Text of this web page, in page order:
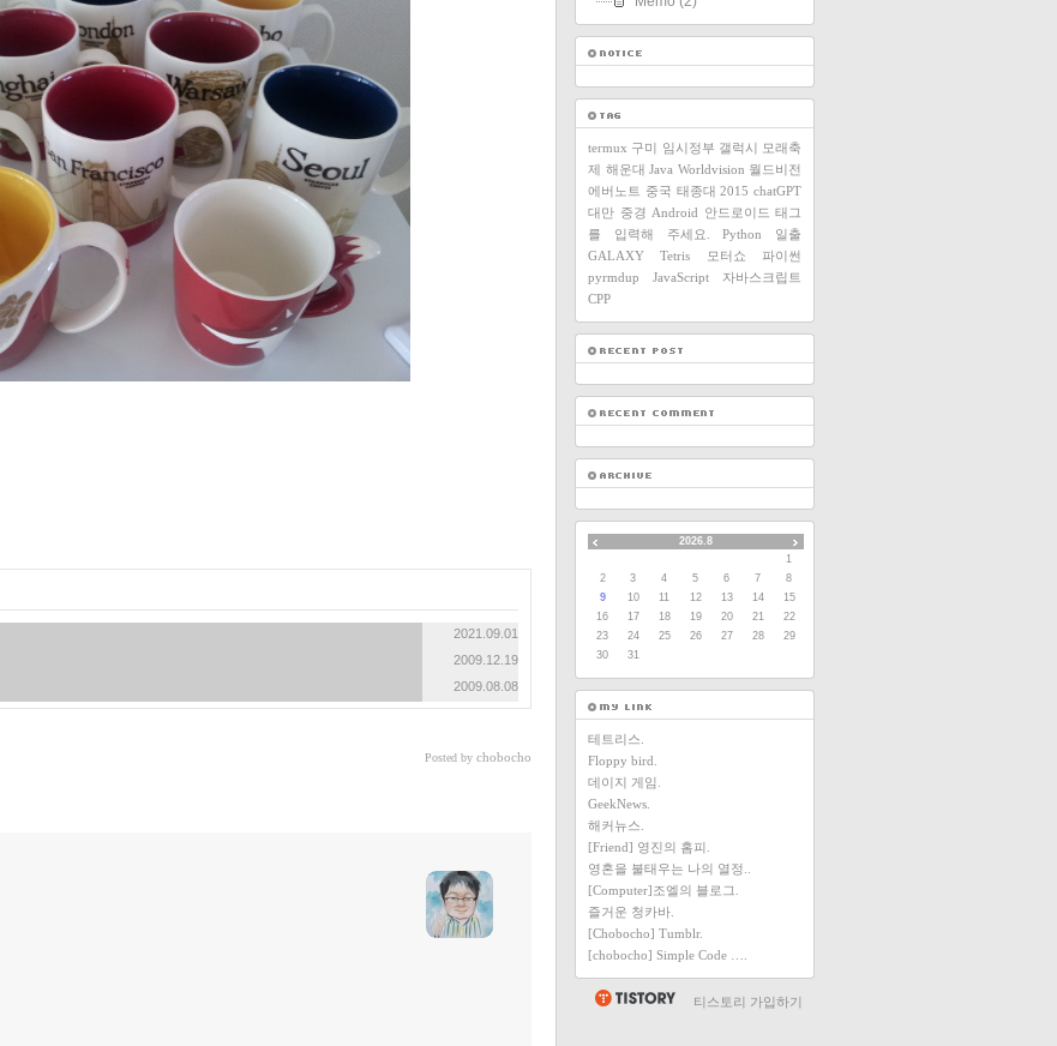
2021.09.01
2009.12.19
2009.08.08
Posted by chobocho
termux 구미 임시정부 갤럭시 모래축
제 해운대 Java Worldvision 월드비전
에버노트 중국 태종대 2015 chatGPT
대만 중경 Android 안드로이드 태그
를 입력해 주세요.
Python
일출
GALAXY
Tetris 모터쇼
파이썬
pyrmdup
JavaScript
자바스크립트
CPP
2026.8
1
2
3 4 5 6 7
8
9
10 11 12 13 14
15
16
17 18 19 20 21
22
23
24 25 26 27 28
29
30
31
테트리스.
Floppy bird.
데이지 게임.
GeekNews.
해커뉴스.
[Friend] 영진의 홈피.
영혼을 불태우는 나의 열정..
[Computer]조엘의 블로그.
즐거운 청카바.
[Chobocho] Tumblr.
[chobocho] Simple Code ….
티스토리 가입하기